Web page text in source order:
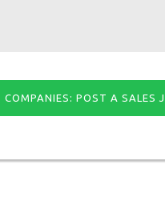
COMPANIES: POST A SALES